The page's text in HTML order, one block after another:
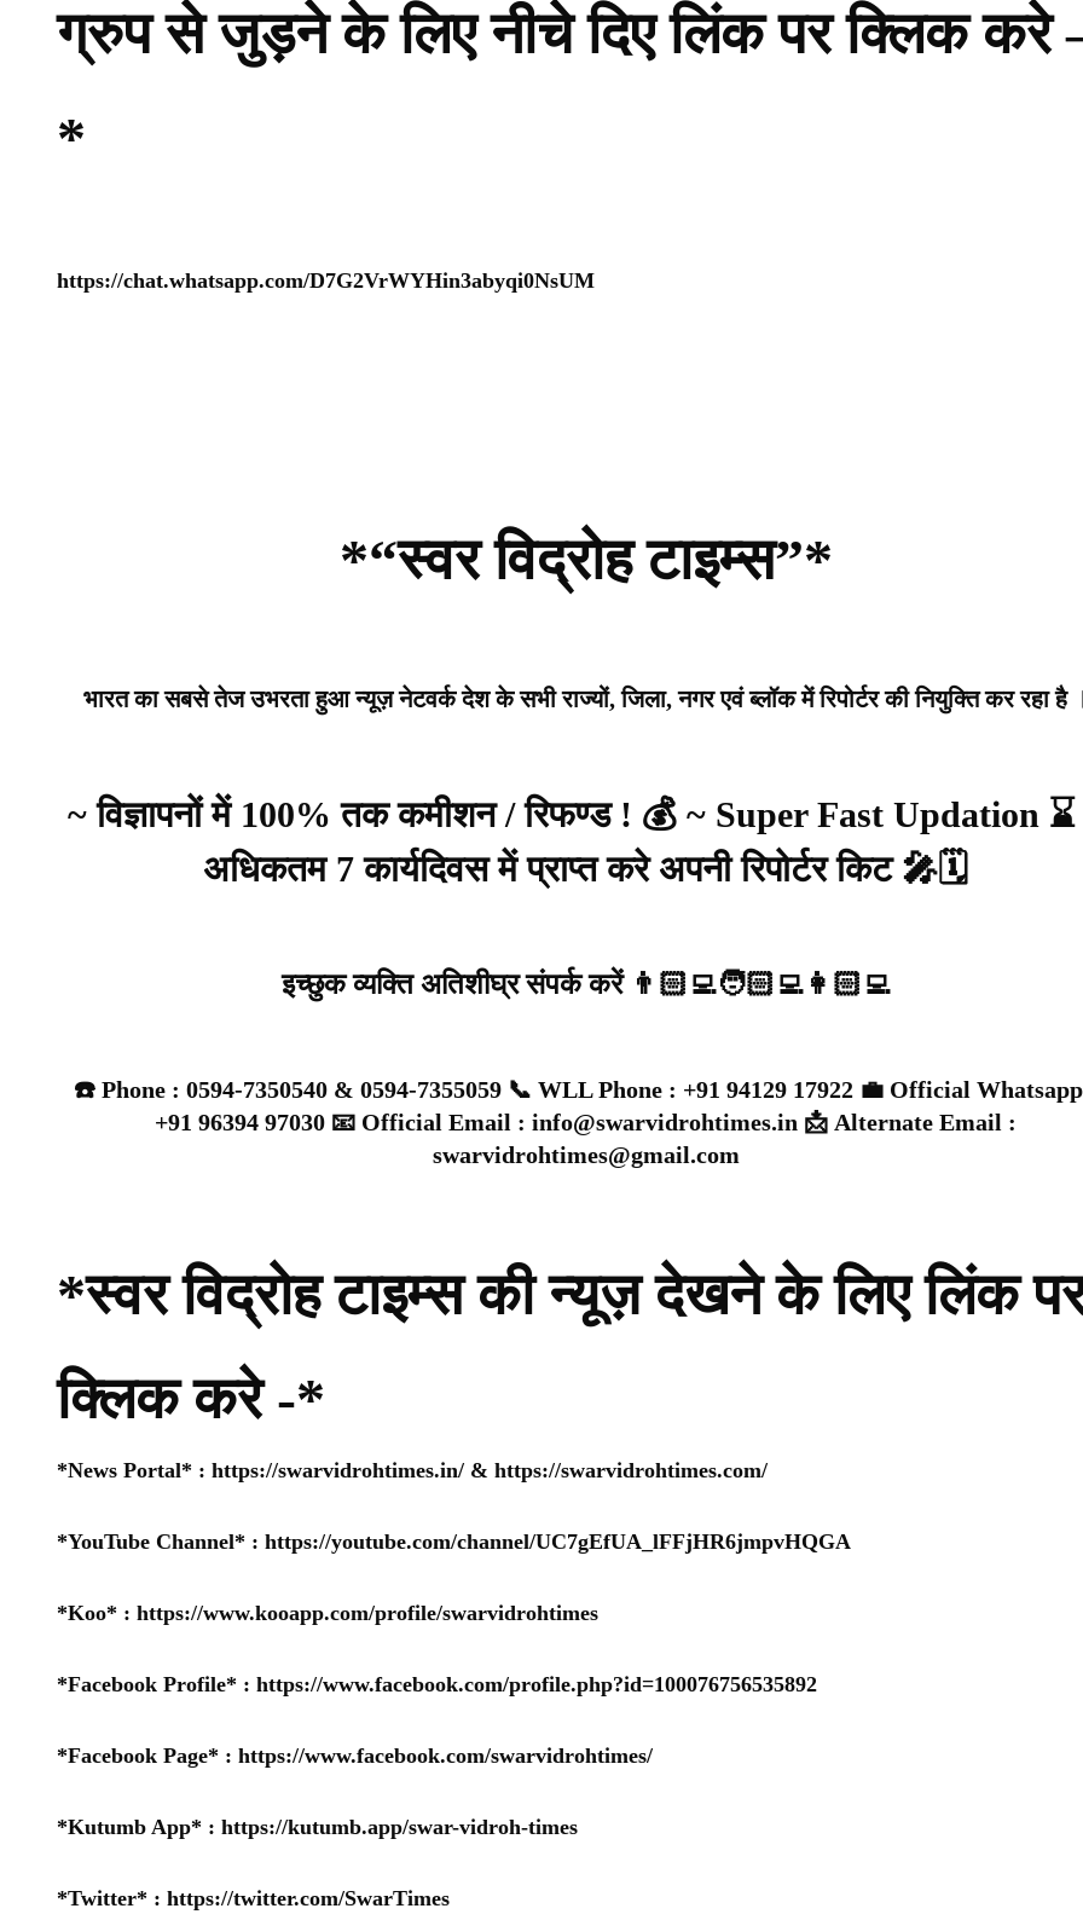
ग्रुप से जुड़ने के लिए नीचे दिए लिंक पर क्लिक करे
*
https://chat.whatsapp.com/D7G2VrWYHin3abyqi0NsUM
*“स्वर विद्रोह टाइम्स”*
भारत का सबसे तेज उभरता हुआ न्यूज़ नेटवर्क देश के सभी राज्यों, जिला, नगर एवं ब्लॉक में रिपोर्टर की नियुक्ति कर रहा है
~ विज्ञापनों में 100% तक कमीशन / रिफण्ड ! 💰 ~ Super Fast Updation
अधिकतम 7 कार्यदिवस में प्राप्त करे अपनी रिपोर्टर किट 🎤🗓️
इच्छुक व्यक्ति अतिशीघ्र संपर्क करें 👨🏻‍💻🧑🏻‍💻👩🏻‍💻
☎️ Phone : 0594-7350540 & 0594-7355059 📞 WLL Phone : +91 94129 17922 💼 Official
+91 96394 97030 📧 Official Email : info@swarvidrohtimes.in 📩 Alternate Email :
swarvidrohtimes@gmail.com
*स्वर विद्रोह टाइम्स की न्यूज़ देखने के लिए लिंक
क्लिक करे -*
*News Portal* : https://swarvidrohtimes.in/ & https://swarvidrohtimes.com/
*YouTube Channel* : https://youtube.com/channel/UC7gEfUA_lFFjHR6jmpvHQGA
*Koo* : https://www.kooapp.com/profile/swarvidrohtimes
*Facebook Profile* : https://www.facebook.com/profile.php?id=100076756535892
*Facebook Page* : https://www.facebook.com/swarvidrohtimes/
*Kutumb App* : https://kutumb.app/swar-vidroh-times
*Twitter* : https://twitter.com/SwarTimes